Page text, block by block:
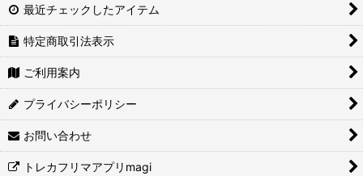
最近チェックしたアイテム
特定商取引法表示
ご利用案内
プライバシーポリシー
お問い合わせ
トレカフリマアプリmagi